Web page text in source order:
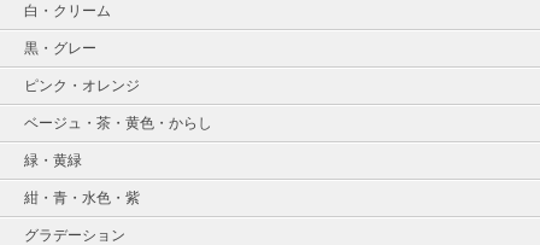
白・クリーム
黒・グレー
ピンク・オレンジ
ベージュ・茶・黄色・からし
緑・黄緑
紺・青・水色・紫
グラデーション